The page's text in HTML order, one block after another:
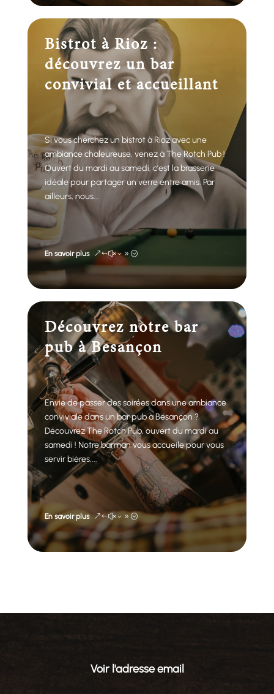
Bistrot à Rioz :
découvrez un bar
convivial et accueillant
Si vous cherchez un bistrot à Rioz avec une
ambiance chaleureuse, venez à The Rotch Pub !
Ouvert du mardi au samedi, c’est la brasserie
idéale pour partager un verre entre amis. Par
ailleurs, nous...
En savoir plus
Découvrez notre bar
pub à Besançon
Envie de passer des soirées dans une ambiance
conviviale dans un bar pub à Besançon ?
Découvrez The Rotch Pub, ouvert du mardi au
samedi ! Notre barman vous accueile pour vous
servir bières,...
En savoir plus
Voir l'adresse email